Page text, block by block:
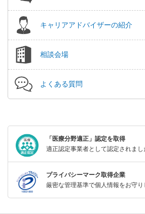
キャリアアドバイザーの紹介
相談会場
よくある質問
「医療分野適正」認定を取得
適正認定事業者として認定されまし
プライバシーマーク取得企業
厳密な管理基準で個人情報をお守り